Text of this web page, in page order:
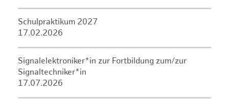
Schulpraktikum 2027
17.02.2026
Signalelektroniker*in zur Fortbildung zum/zur
Signaltechniker*in
17.07.2026